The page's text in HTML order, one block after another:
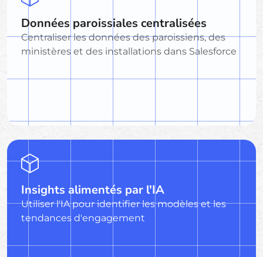
Données paroissiales centralisées
Centraliser les données des paroissiens, des
ministères et des installations dans Salesforce
Insights alimentés par l'IA
Utiliser l'IA pour identifier les modèles et les
tendances d'engagement